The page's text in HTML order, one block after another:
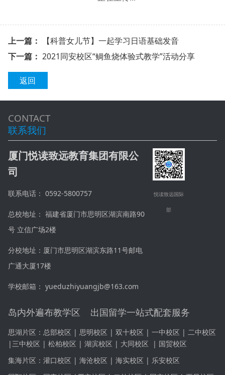
上一篇：
【科普女儿节】一起学习日语基础发音
下一篇： 2021同安校区“鲷鱼烧体验式教学”活动分享
返回
CONTACT
联系我们
厦门悦读致远教育集团有限公
司
联系电话： 0592-5800757
总校地址： 福建省厦门市思明区湖滨南路90
号 立信广场2楼
分校地址：厦门市思明区湖滨东路11号邮电
广通大厦17楼
学校邮箱： yueduzhiyuangjb@163.com
悦读致远国际
部
岛内外遍布教学区 出国留学一站式配套服务
思湖片区： 总部校区 | 思明校区 | 双十校区 | 一中校区 | 二中校区
|三中校区 | 松柏校区 | 湖滨校区 | 大同校区 | 国贸校区
集海片区： 灌口校区 | 海沧校区 | 海实校区 | 乐安校区